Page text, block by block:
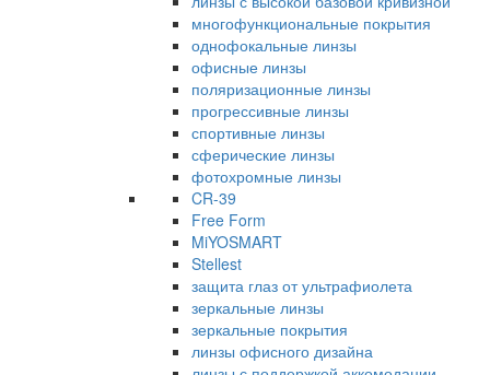
многофункциональные покрытия
однофокальные линзы
офисные линзы
поляризационные линзы
прогрессивные линзы
спортивные линзы
сферические линзы
фотохромные линзы
CR-39
Free Form
MiYOSMART
Stellest
защита глаз от ультрафиолета
зеркальные линзы
зеркальные покрытия
линзы офисного дизайна